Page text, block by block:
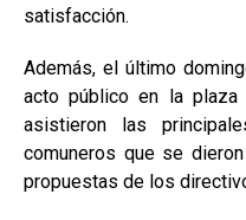
satisfacción.
Además, el último
acto público en la plaza
asistieron las
comuneros que se
propuestas de los